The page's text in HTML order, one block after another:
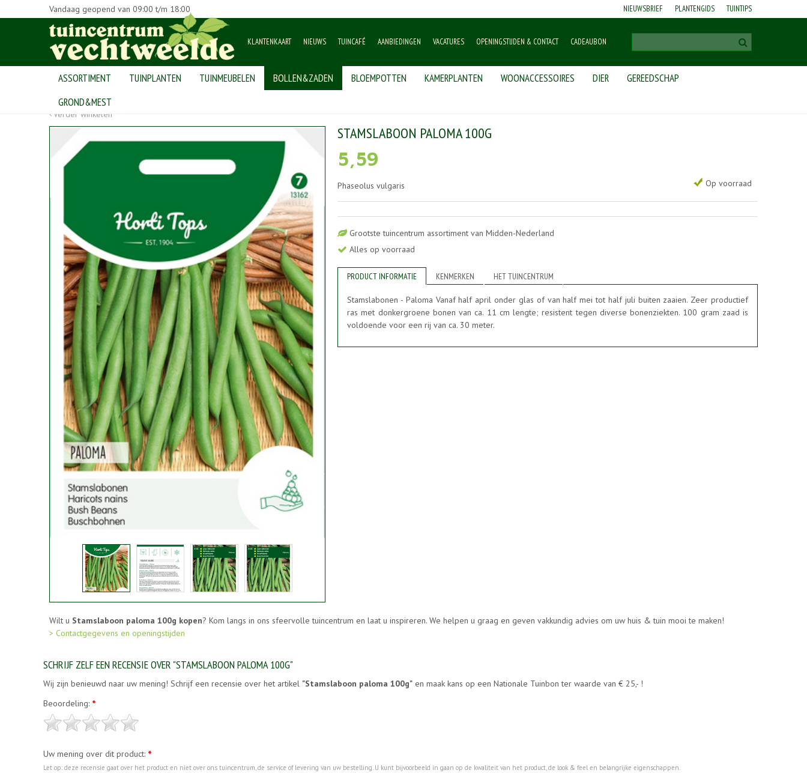
Home > Producten
Vandaag geopend van 09:00 t/m 18:00 NIEUWSBRIEF PLANTENGIDS TUINTIPS
KLANTENKAART NIEUWS TUINCAFÉ AANBIEDINGEN VACATURES OPENINGSTIJDEN & CONTACT CADEAUBON
ASSORTIMENT TUINPLANTEN TUINMEUBELEN BOLLEN&ZADEN BLOEMPOTTEN KAMERPLANTEN WOONACCESSOIRES DIER
GEREEDSCHAP
GROND&MEST
Verder winkelen
STAMSLABOON PALOMA 100G
5,59
Phaseolus vulgaris Op voorraad
Grootste tuincentrum assortiment van Midden-Nederland
Alles op voorraad
PRODUCT INFORMATIE KENMERKEN HET TUINCENTRUM
Stamslabonen - Paloma Vanaf half april onder glas of van half mei tot half juli buiten zaaien. Zeer productief
ras met donkergroene bonen van ca. 11 cm lengte; resistent tegen diverse bonenziekten. 100 gram zaad is
voldoende voor een rij van ca. 30 meter.
Wilt u Stamslaboon paloma 100g kopen? Kom langs in ons sfeervolle tuincentrum en laat u inspireren. We helpen u graag en geven vakkundig advies om uw huis & tuin mooi te maken!
> Contactgegevens en openingstijden
SCHRIJF ZELF EEN RECENSIE OVER "STAMSLABOON PALOMA 100G"
Wij zijn benieuwd naar uw mening! Schrijf een recensie over het artikel "Stamslaboon paloma 100g" en maak kans op een Nationale Tuinbon ter waarde van € 25,- !
Beoordeling: *
Uw mening over dit product: *
Let op: deze recensie gaat over het product en niet over ons tuincentrum, de service of levering van uw bestelling. U kunt bijvoorbeeld in gaan op de kwaliteit van het product, de look & feel en belangrijke eigenschappen.